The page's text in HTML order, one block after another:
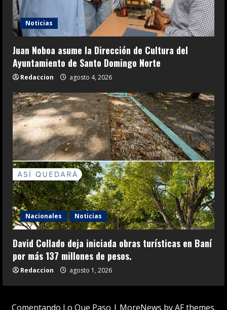
Noticias
Juan Noboa asume la Dirección de Cultura del
Ayuntamiento de Santo Domingo Norte
Redaccion agosto 4, 2026
Nacionales Noticias
David Collado deja iniciada obras turísticas en Baní
por más 137 millones de pesos.
Redaccion agosto 1, 2026
Comentando Lo Que Paso | MoreNews by AF themes.